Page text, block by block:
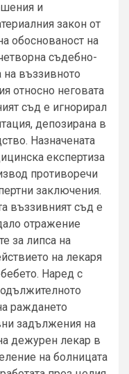
и
закон от
обоснованост на
съдебно-
на въззивното
относно неговата
съд е игнорирал
депозирана в
Назначената
експертиза
противоречи
заключения.
въззивният съд е
отражение
за липса на
на лекаря
Наред с
раждането
задължения на
дежурен лекар в
на болницата